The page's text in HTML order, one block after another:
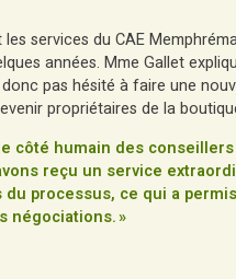
services du CAE
années. Mme Gallet
pas hésité à faire une
propriétaires de la
côté humain des conseillers
reçu un service
processus, ce qui a
négociations. »